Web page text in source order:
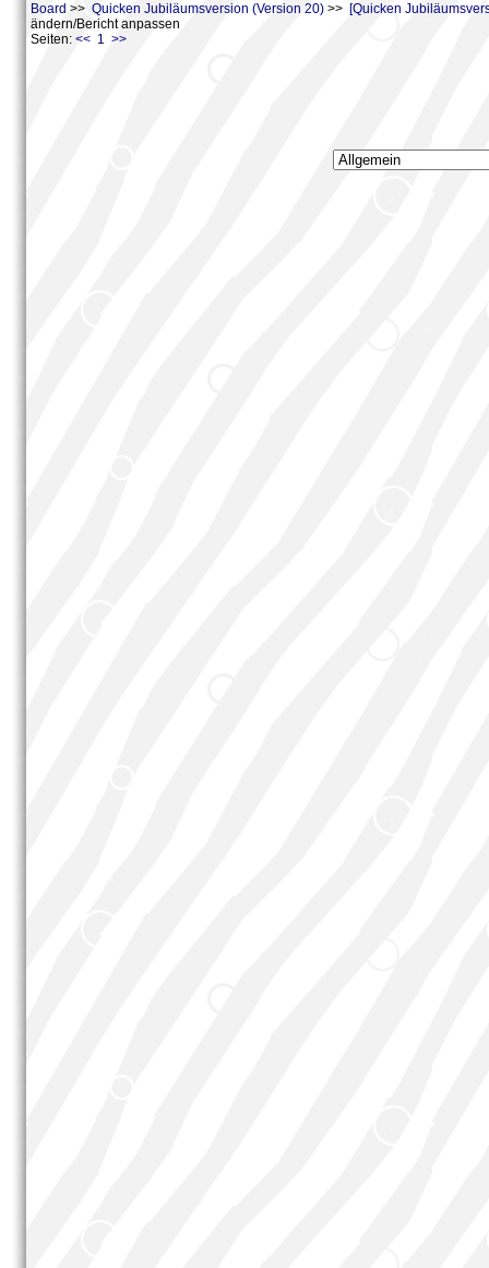
Board >> Quicken Jubiläumsversion (Version 20) >> [Quicken
ändern/Bericht anpassen
Seiten: << 1 >>